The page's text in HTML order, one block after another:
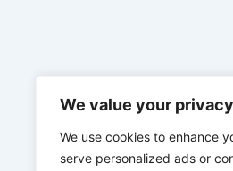
We value your privacy
We use cookies to enhance
serve personalized ads or